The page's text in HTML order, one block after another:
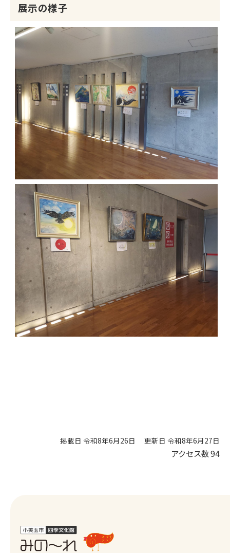
展示の様子
掲載日 令和8年6月26日 更新日 令和8年6月27日
アクセス数94